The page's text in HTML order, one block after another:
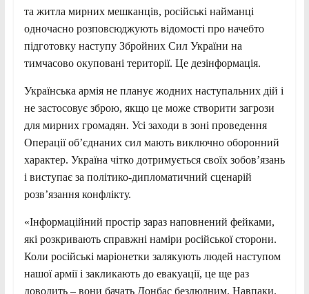
та житла мирних мешканців, російські найманці
одночасно розповсюджують відомості про начебто
підготовку наступу Збройних Сил України на
тимчасово окуповані території. Це дезінформація.
Українська армія не планує жодних наступальних дій і
не застосовує зброю, якщо це може створити загрози
для мирних громадян. Усі заходи в зоні проведення
Операції об’єднаних сил мають виключно оборонний
характер. Україна чітко дотримується своїх зобов’язань
і виступає за політико-дипломатичний сценарій
розв’язання конфлікту.
«Інформаційний простір зараз наповнений фейками,
які розкривають справжні наміри російської сторони.
Коли російські маріонетки залякують людей наступом
нашої армії і закликають до евакуації, це ще раз
доводить – вони бачать Донбас безлюдним. Навпаки.